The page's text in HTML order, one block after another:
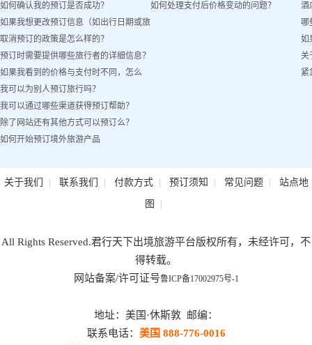
如何确认我的预订是否成功？
如果我想更改预订信息（如出行日期或旅
客姓名）怎么办？
取消预订的政策是怎么样的？
预订时需要提供哪些旅行者的详细信息？
如果我看到的价格与支付时不同，怎么
办？
我可以为别人预订旅行吗？
我可以通过哪些渠道获得预订帮助？
除了网站还有其他方式可以预订么？
如何开始预订境外旅游产品
如何处理支付后价格变动的问题？
酒
哪
如
关
紧
关于我们 | 联系我们 | 付款方式| 预订须知 | 常见问题| 站点地
图 |
All Rights Reserved.君行天下出境旅游平台版权所有，未经许可，不
得转载。
网站备案/许可证号鲁ICP备17002975号-1
地址：美国·休斯敦 邮编：
联系电话： 美国 888-776-0016